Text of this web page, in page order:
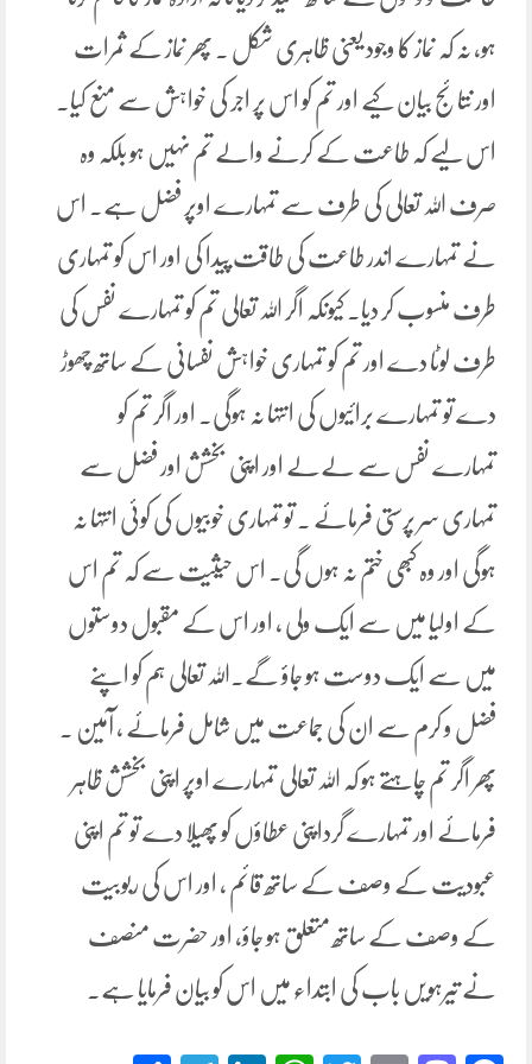
ہو، نہ کہ نماز کا وجود یعنی ظاہری شکل ۔ پھر نماز کے ثمرات
اور نتائج بیان کیے اور تم کو اس پر اجر کی خواہش سے منع کیا۔
اس لیے کہ طاعت کے کرنے والے تم نہیں ہو بلکہ وہ
صرف اللہ تعالی کی طرف سے تمہارے اوپر فضل ہے۔ اس
نے تمہارے اندر طاعت کی طاقت پیدا کی اور اس کو تمہاری
طرف منسوب کر دیا۔ کیونکہ اگر اللہ تعالی تم کو تمہارے نفس کی
طرف لوٹا دے اور تم کو تمہاری خواہش نفسانی کے ساتھ چھوڑ
دے تو تمہارے برائیوں کی انتہا نہ ہوگی۔ اور اگر تم کو
تمہارے نفس سے لےلے اور اپنی بخشش اور فضل سے
تمہاری سر پرستی فرمائے ۔ تو تمہاری خوبیوں کی کوئی انتہا نہ
ہوگی اور وہ کبھی ختم نہ ہوں گی۔ اس حیثیت سے کہ تم اس
کے اولیا میں سے ایک ولی ، اور اس کے مقبول دوستوں
میں سے ایک دوست ہو جاؤ گے۔اللہ تعالی ہم کو اپنے
فضل و کرم سے ان کی جماعت میں شامل فرمائے ، آمین ۔
پھر اگر تم چاہتے ہو کہ اللہ تعالی تمہارے اوپر اپنی بخشش ظاہر
فرمائے اور تمہارے گرداپنی عطاؤں کو پھیلا دے تو تم اپنی
عبودیت کے وصف کے ساتھ قائم ، اور اس کی ربوبیت
کے وصف کے ساتھ متعلق ہو جاؤ، اور حضرت منصف
نے تیرہویں باب کی ابتداء میں اس کو بیان فرمایا ہے۔